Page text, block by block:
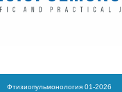
Фтизиопульмонология 01-2026